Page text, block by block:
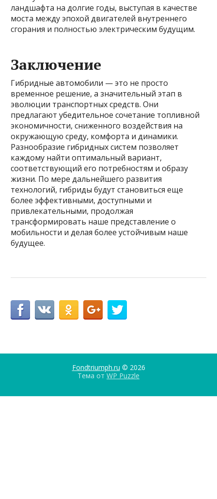
ландшафта на долгие годы, выступая в качестве
моста между эпохой двигателей внутреннего
сгорания и полностью электрическим будущим.
Заключение
Гибридные автомобили — это не просто
временное решение, а значительный этап в
эволюции транспортных средств. Они
предлагают убедительное сочетание топливной
экономичности, сниженного воздействия на
окружающую среду, комфорта и динамики.
Разнообразие гибридных систем позволяет
каждому найти оптимальный вариант,
соответствующий его потребностям и образу
жизни. По мере дальнейшего развития
технологий, гибриды будут становиться еще
более эффективными, доступными и
привлекательными, продолжая
трансформировать наше представление о
мобильности и делая более устойчивым наше
будущее.
Fondtriumph.ru © 2026
Тема от WP Puzzle